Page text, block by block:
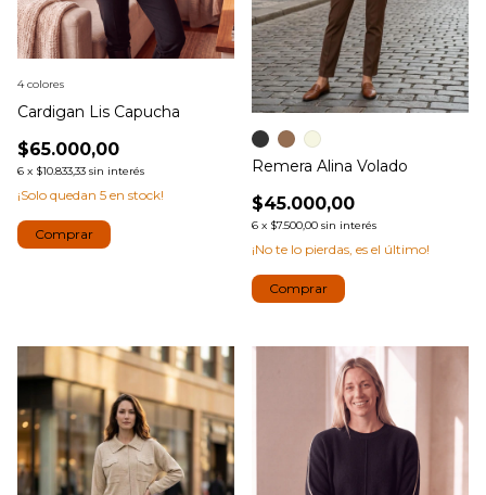
Cardigan Lis Capucha
$65.000,00
6 x $10.833,33 sin interés
¡Solo quedan 5 en stock!
4 colores
Comprar
Remera Alina Volado
$45.000,00
6 x $7.500,00 sin interés
¡No te lo pierdas, es el último!
Comprar